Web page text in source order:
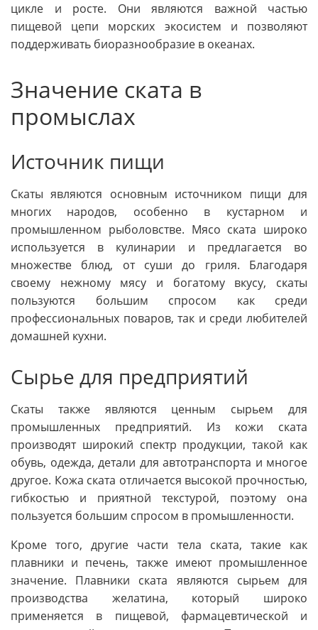
цикле и росте. Они являются важной частью
пищевой цепи морских экосистем и позволяют
поддерживать биоразнообразие в океанах.
Значение ската в
промыслах
Источник пищи
Скаты являются основным источником пищи для
многих народов, особенно в кустарном и
промышленном рыболовстве. Мясо ската широко
используется в кулинарии и предлагается во
множестве блюд, от суши до гриля. Благодаря
своему нежному мясу и богатому вкусу, скаты
пользуются большим спросом как среди
профессиональных поваров, так и среди любителей
домашней кухни.
Сырье для предприятий
Скаты также являются ценным сырьем для
промышленных предприятий. Из кожи ската
производят широкий спектр продукции, такой как
обувь, одежда, детали для автотранспорта и многое
другое. Кожа ската отличается высокой прочностью,
гибкостью и приятной текстурой, поэтому она
пользуется большим спросом в промышленности.
Кроме того, другие части тела ската, такие как
плавники и печень, также имеют промышленное
значение. Плавники ската являются сырьем для
производства желатина, который широко
применяется в пищевой, фармацевтической и